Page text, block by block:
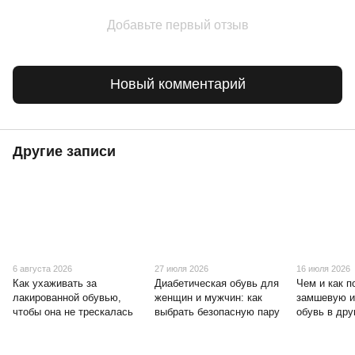
Добавьте первый отзыв
Новый комментарий
Другие записи
6 августа 2026
Как ухаживать за
лакированной обувью,
чтобы она не трескалась
27 июля 2026
Диабетическая обувь для
женщин и мужчин: как
выбрать безопасную пару
16 июля 2026
Чем и как
замшевую
обувь в